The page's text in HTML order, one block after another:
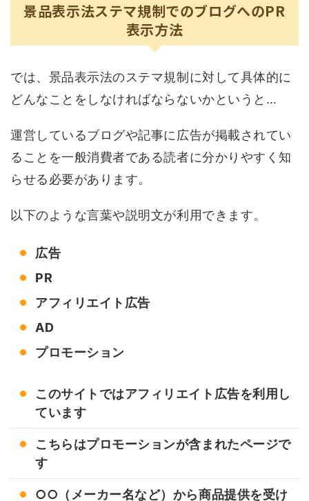
景品表示法ステマ規制でのブログへのPR
表示方法
では、景品表示法のステマ規制に対して具体的に
どんなことをしなければならないかというと…
運営しているブログや記事に広告が掲載されてい
ることを一般消費者である読者に分かりやすく知
らせる必要があります。
以下のような言葉や説明文が利用できます。
広告
PR
アフィリエイト広告
AD
プロモーション
このサイトではアフィリエイト広告を利用し
ています
こちらはプロモーションが含まれたページで
す
○○（メーカー名など）から商品提供を受け